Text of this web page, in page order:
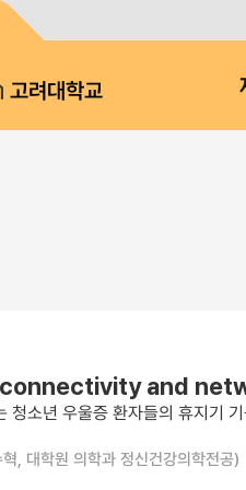
고려대학교
and
청소년 우울증 환자들의 휴지기
, 대학원 의학과 정신건강의학전공)